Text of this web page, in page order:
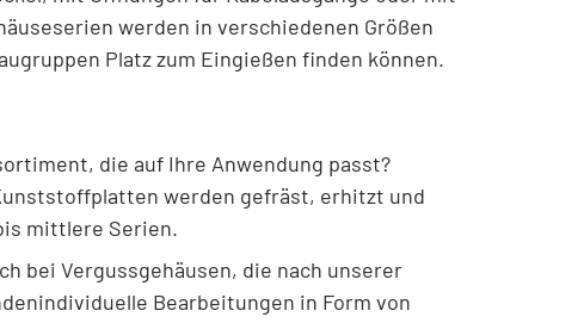
werden in verschiedenen Größen
Platz zum Eingießen finden können.
die auf Ihre Anwendung passt?
werden gefräst, erhitzt und
mittlere Serien.
bei Vergussgehäusen, die nach unserer
Bearbeitungen in Form von